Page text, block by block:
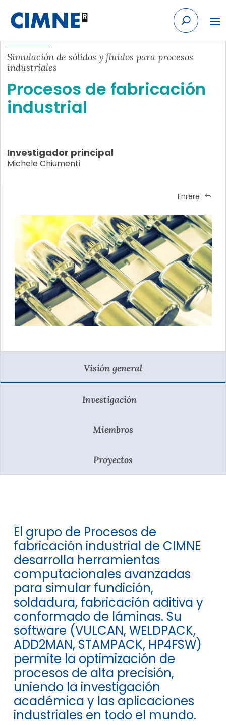
Simulación de sólidos y fluidos para procesos
industriales
Procesos de fabricación
industrial
Investigador principal
Michele Chiumenti
Enrere
Visión general
Investigación
Miembros
Proyectos
El grupo de Procesos de
fabricación industrial de CIMNE
desarrolla herramientas
computacionales avanzadas
para simular fundición,
soldadura, fabricación aditiva y
conformado de láminas. Su
software (VULCAN, WELDPACK,
ADD2MAN, STAMPACK, HP4FSW)
permite la optimización de
procesos de alta precisión,
uniendo la investigación
académica y las aplicaciones
industriales en todo el mundo.